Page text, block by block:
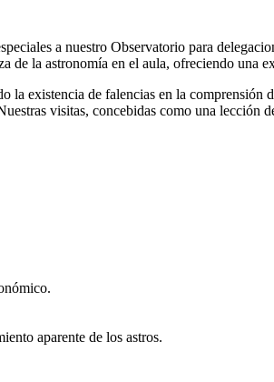
a nuestro Observatorio para
de la astronomía en el aula, ofreciendo
existencia de falencias en la
visitas, concebidas como una lección
aparente de los astros.